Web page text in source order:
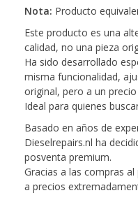
Nota: Producto
Este producto es una
calidad, no una pieza
Ha sido desarrollado
misma funcionalidad,
original, pero a un
Ideal para quienes
Basado en años de
Dieselrepairs.nl ha
posventa premium.
Gracias a las compras
a precios